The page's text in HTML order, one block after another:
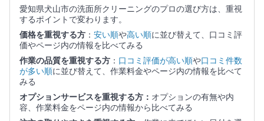
愛知県犬山市の洗面所クリーニングのプロの選び方は、重視
するポイントで変わります。
価格を重視する方 ： 安い順や高い順に並び替えて、口コミ評
価やページ内の情報を比べてみる
作業の品質を重視する方 ： 口コミ評価が高い順や口コミ件数
が多い順に並び替えて、作業料金やページ内の情報を比べて
みる
オプションサービスを重視する方： オプションの有無や内
容、作業料金をページ内の情報から比べてみる